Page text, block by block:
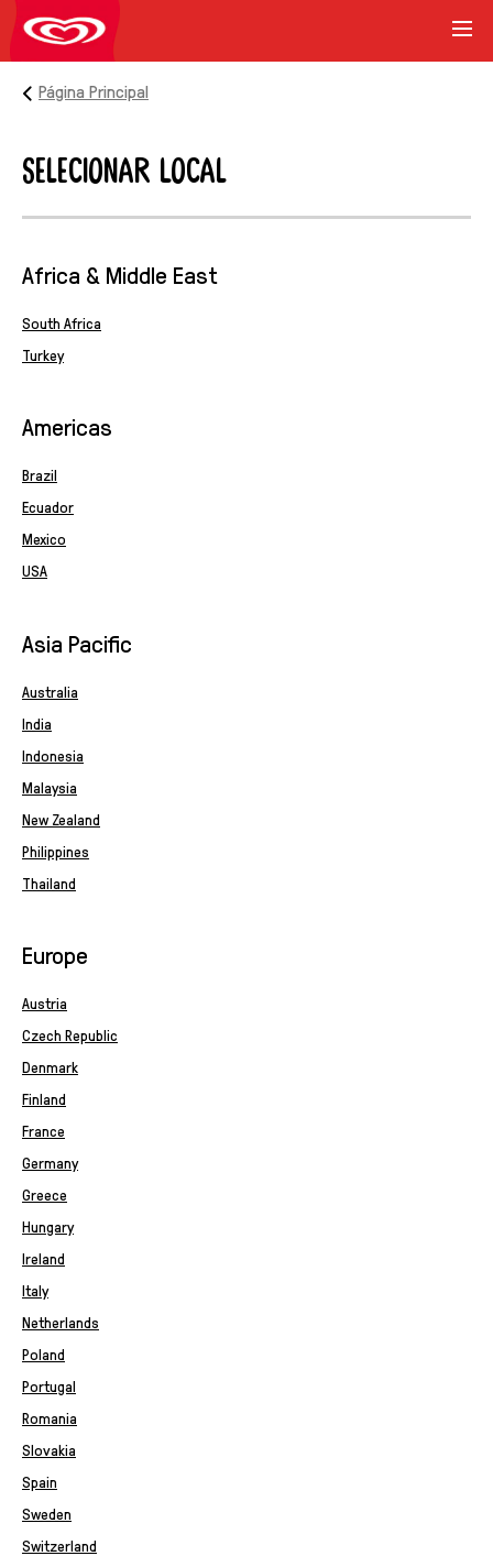
Página Principal
Selecionar Local
Africa & Middle East
South Africa
Turkey
Americas
Brazil
Ecuador
Mexico
USA
Asia Pacific
Australia
India
Indonesia
Malaysia
New Zealand
Philippines
Thailand
Europe
Austria
Czech Republic
Denmark
Finland
France
Germany
Greece
Hungary
Ireland
Italy
Netherlands
Poland
Portugal
Romania
Slovakia
Spain
Sweden
Switzerland